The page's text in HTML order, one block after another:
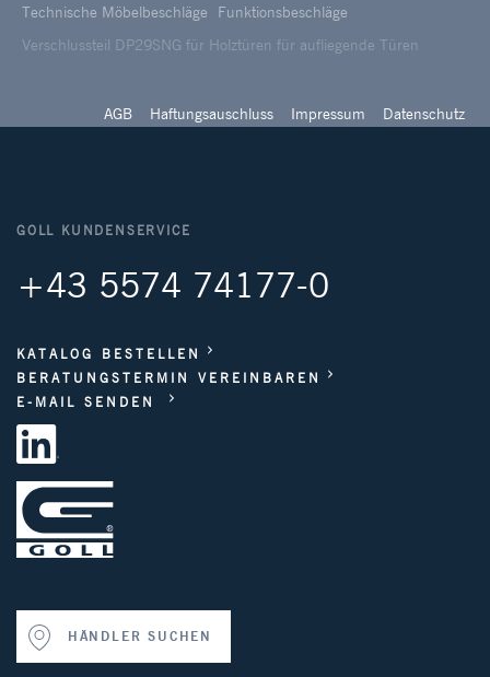
Technische Möbelbeschläge
Funktionsbeschläge
Verschlussteil DP29SNG für Holztüren für aufliegende Türen
AGB Haftungsauschluss Impressum Datenschutz
GOLL KUNDENSERVICE
+43 5574 74177-0
KATALOG BESTELLEN
BERATUNGSTERMIN VEREINBAREN
E-MAIL SENDEN
HÄNDLER SUCHEN